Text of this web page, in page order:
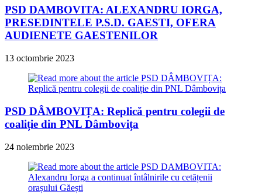
PSD DAMBOVITA: ALEXANDRU IORGA,
PRESEDINTELE P.S.D. GAESTI, OFERA
AUDIENETE GAESTENILOR
13 octombrie 2023
PSD DÂMBOVIȚA: Replică pentru colegii de
coaliție din PNL Dâmbovița
24 noiembrie 2023